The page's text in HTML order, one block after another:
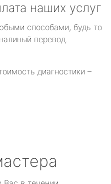
наших услуг
способами, будь то
перевод.
диагностики –